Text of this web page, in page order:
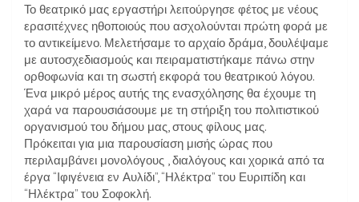
Το θεατρικό μας εργαστήρι λειτούργησε φέτος με νέους
ερασιτέχνες ηθοποιούς που ασχολούνται πρώτη φορά με
το αντικείμενο. Μελετήσαμε το αρχαίο δράμα, δουλέψαμε
με αυτοσχεδιασμούς και πειραματιστήκαμε πάνω στην
ορθοφωνία και τη σωστή εκφορά του θεατρικού λόγου.
Ένα μικρό μέρος αυτής της ενασχόλησης θα έχουμε τη
χαρά να παρουσιάσουμε με τη στήριξη του πολιτιστικού
οργανισμού του δήμου μας, στους φίλους μας.
Πρόκειται για μια παρουσίαση μισής ώρας που
περιλαμβάνει μονολόγους , διαλόγους και χορικά από τα
έργα “Ιφιγένεια εν Αυλίδι”, “Ηλέκτρα” του Ευριπίδη και
“Ηλέκτρα” του Σοφοκλή.